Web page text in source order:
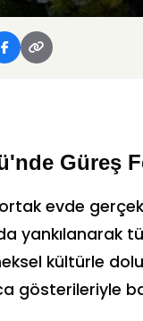
Güreş
evde
yankılanarak
kültürle
gösterileriyle